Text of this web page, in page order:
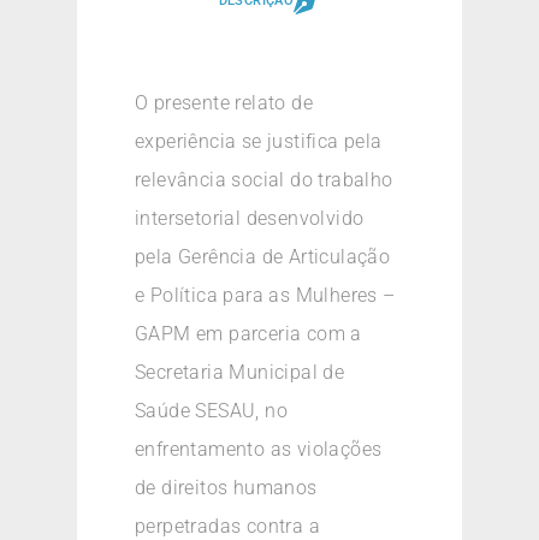
O presente relato de
experiência se justifica pela
relevância social do trabalho
intersetorial desenvolvido
pela Gerência de Articulação
e Política para as Mulheres –
GAPM em parceria com a
Secretaria Municipal de
Saúde SESAU, no
enfrentamento as violações
de direitos humanos
perpetradas contra a